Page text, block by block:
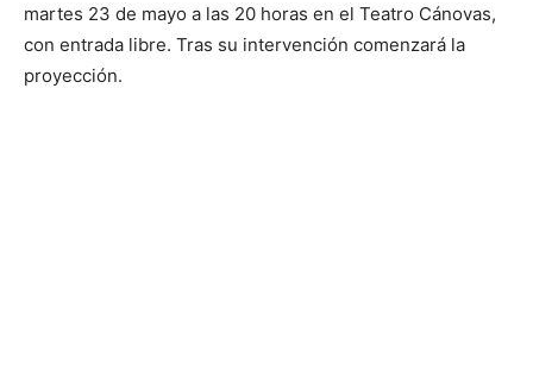
martes 23 de mayo a las 20 horas en el Teatro Cánovas,
con entrada libre. Tras su intervención comenzará la
proyección.